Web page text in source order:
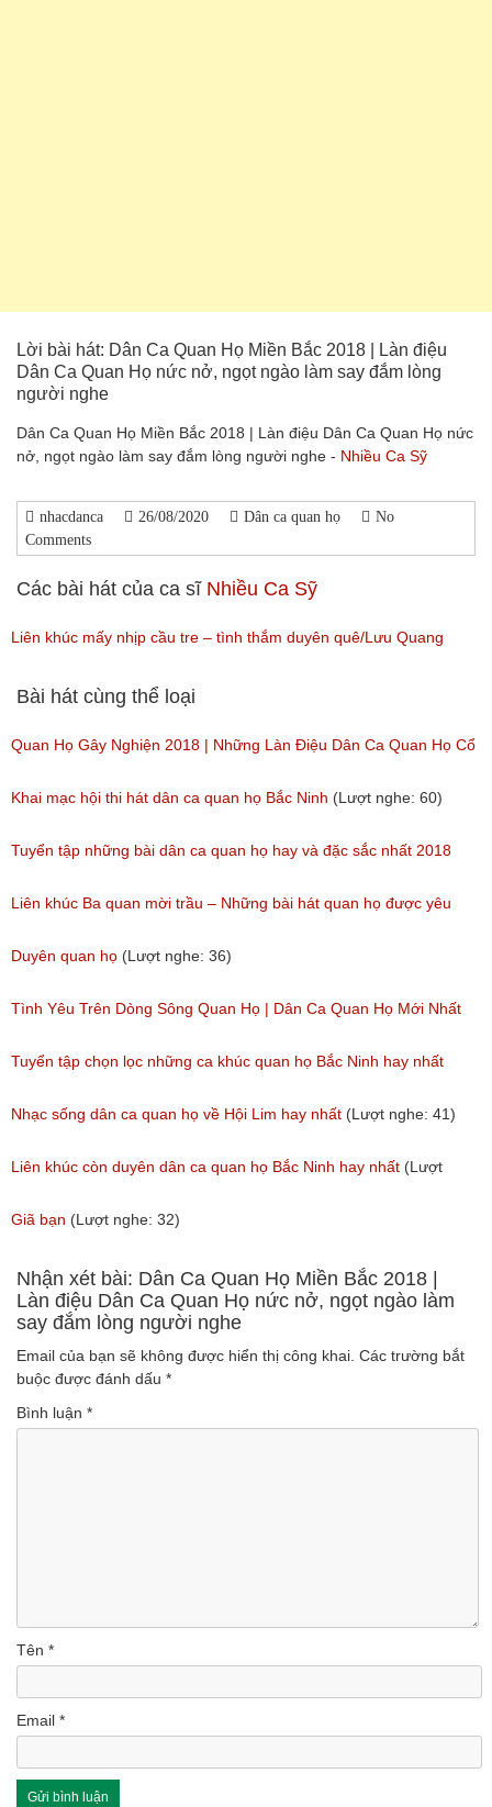
Lời bài hát: Dân Ca Quan Họ Miền Bắc 2018 | Làn điệu
Dân Ca Quan Họ nức nở, ngọt ngào làm say đắm lòng
người nghe
Dân Ca Quan Họ Miền Bắc 2018 | Làn điệu Dân Ca Quan Họ nức
nở, ngọt ngào làm say đắm lòng người nghe - Nhiều Ca Sỹ
nhacdanca 26/08/2020 Dân ca quan họ
No
Comments
Các bài hát của ca sĩ Nhiều Ca Sỹ
Liên khúc mấy nhịp cầu tre – tình thắm duyên quê/Lưu Quang
Bình,Nhiều Ca Sỹ
(Lượt nghe: 105)
Bài hát cùng thể loại
Quan Họ Gây Nghiện 2018 | Những Làn Điệu Dân Ca Quan Họ Cổ
Bắc Ninh Hay Ngây Ngất
(Lượt nghe: 84)
Khai mạc hội thi hát dân ca quan họ Bắc Ninh (Lượt nghe: 60)
Tuyển tập những bài dân ca quan họ hay và đặc sắc nhất 2018
(Lượt nghe: 59)
Liên khúc Ba quan mời trầu – Những bài hát quan họ được yêu
thích nhất hiện nay
(Lượt nghe: 173)
Duyên quan họ (Lượt nghe: 36)
Tình Yêu Trên Dòng Sông Quan Họ | Dân Ca Quan Họ Mới Nhất
2018
(Lượt nghe: 31)
Tuyển tập chọn lọc những ca khúc quan họ Bắc Ninh hay nhất
(Lượt nghe: 214)
Nhạc sống dân ca quan họ về Hội Lim hay nhất (Lượt nghe: 41)
Liên khúc còn duyên dân ca quan họ Bắc Ninh hay nhất (Lượt
nghe: 108)
Giã bạn (Lượt nghe: 32)
Nhận xét bài: Dân Ca Quan Họ Miền Bắc 2018 |
Làn điệu Dân Ca Quan Họ nức nở, ngọt ngào làm
say đắm lòng người nghe
Email của bạn sẽ không được hiển thị công khai. Các trường bắt
buộc được đánh dấu *
Bình luận *
Tên *
Email *